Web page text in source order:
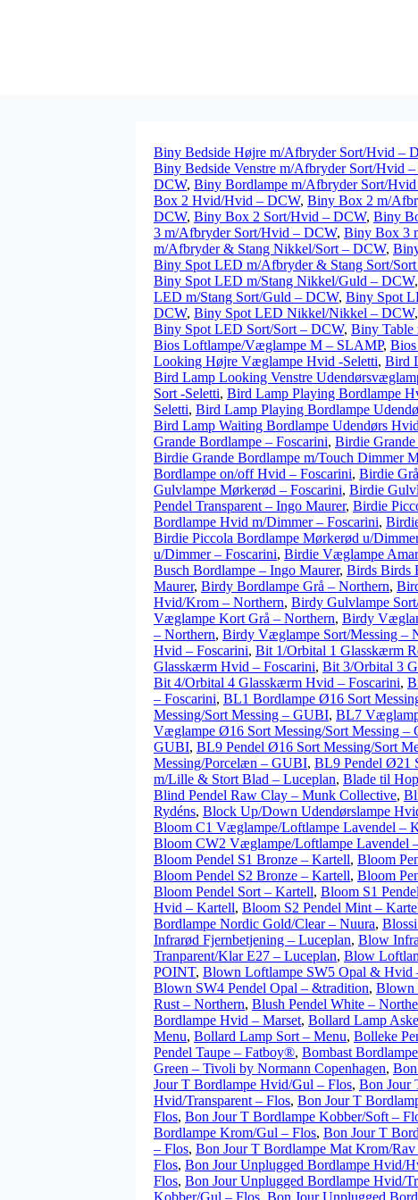
Biny Bedside Højre m/Afbryder Sort/Hvid –
Biny Bedside Venstre m/Afbryder Sort/Hvid
DCW, Biny Bordlampe m/Afbryder Sort/
Box 2 Hvid/Hvid – DCW, Biny Box 2 m/
DCW, Biny Box 2 Sort/Hvid – DCW, Biny
3 m/Afbryder Sort/Hvid – DCW, Biny Box 3
m/Afbryder & Stang Nikkel/Sort – DCW,
Biny Spot LED m/Afbryder & Stang Sort/
Biny Spot LED m/Stang Nikkel/Guld – DCW,
LED m/Stang Sort/Guld – DCW, Biny Spot
DCW, Biny Spot LED Nikkel/Nikkel – DCW,
Biny Spot LED Sort/Sort – DCW, Biny Table
Bios Loftlampe/Væglampe M – SLAMP,
Looking Højre Væglampe Hvid -Seletti, Bird
Bird Lamp Looking Venstre
Sort -Seletti, Bird Lamp Playing Bordlampe
Seletti, Bird Lamp Playing Bordlampe
Bird Lamp Waiting Bordlampe Udendørs
Grande Bordlampe – Foscarini, Birdie
Birdie Grande Bordlampe m/Touch Dimmer
Bordlampe on/off Hvid – Foscarini, Birdie
Gulvlampe Mørkerød – Foscarini, Birdie
Pendel Transparent – Ingo Maurer, Birdie
Bordlampe Hvid m/Dimmer – Foscarini,
Birdie Piccola Bordlampe Mørkerød u/
u/Dimmer – Foscarini, Birdie Væglampe
Busch Bordlampe – Ingo Maurer, Birds Birds
Maurer, Birdy Bordlampe Grå – Northern,
Hvid/Krom – Northern, Birdy Gulvlampe
Væglampe Kort Grå – Northern, Birdy
– Northern, Birdy Væglampe Sort/Messing –
Hvid – Foscarini, Bit 1/Orbital 1 Glasskærm
Glasskærm Hvid – Foscarini, Bit 3/Orbital 3
Bit 4/Orbital 4 Glasskærm Hvid – Foscarini,
– Foscarini, BL1 Bordlampe Ø16 Sort
Messing/Sort Messing – GUBI, BL7
Væglampe Ø16 Sort Messing/Sort Messing –
GUBI, BL9 Pendel Ø16 Sort Messing/Sort
Messing/Porcelæn – GUBI, BL9 Pendel Ø21
m/Lille & Stort Blad – Luceplan, Blade til
Blind Pendel Raw Clay – Munk Collective,
Rydéns, Block Up/Down Udendørslampe
Bloom C1 Væglampe/Loftlampe Lavendel –
Bloom CW2 Væglampe/Loftlampe Lavendel
Bloom Pendel S1 Bronze – Kartell, Bloom
Bloom Pendel S2 Bronze – Kartell, Bloom
Bloom Pendel Sort – Kartell, Bloom S1
Hvid – Kartell, Bloom S2 Pendel Mint –
Bordlampe Nordic Gold/Clear – Nuura,
Infrarød Fjernbetjening – Luceplan, Blow
Tranparent/Klar E27 – Luceplan, Blow
POINT, Blown Loftlampe SW5 Opal & Hvid
Blown SW4 Pendel Opal – &tradition, Blown
Rust – Northern, Blush Pendel White –
Bordlampe Hvid – Marset, Bollard Lamp
Menu, Bollard Lamp Sort – Menu, Bolleke
Pendel Taupe – Fatboy®, Bombast
Green – Tivoli by Normann Copenhagen,
Jour T Bordlampe Hvid/Gul – Flos, Bon Jour
Hvid/Transparent – Flos, Bon Jour T
Flos, Bon Jour T Bordlampe Kobber/Soft –
Bordlampe Krom/Gul – Flos, Bon Jour T
– Flos, Bon Jour T Bordlampe Mat Krom/Rav
Flos, Bon Jour Unplugged Bordlampe Hvid/
Flos, Bon Jour Unplugged Bordlampe Hvid/
Kobber/Gul – Flos Bon Jour Unplugged